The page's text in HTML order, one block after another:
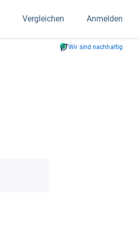
Vergleichen Anmelden
Wir sind nachhaltig